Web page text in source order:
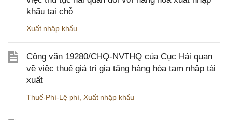
khẩu tại chỗ
Xuất nhập khẩu
Công văn 19280/CHQ-NVTHQ của Cục Hải quan
về việc thuế giá trị gia tăng hàng hóa tạm nhập tái
xuất
Thuế-Phí-Lệ phí Xuất nhập khẩu